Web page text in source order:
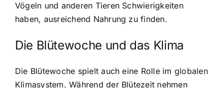
Vögeln und anderen Tieren Schwierigkeiten
haben, ausreichend Nahrung zu finden.
Die Blütewoche und das Klima
Die Blütewoche spielt auch eine Rolle im globalen
Klimasystem. Während der Blütezeit nehmen